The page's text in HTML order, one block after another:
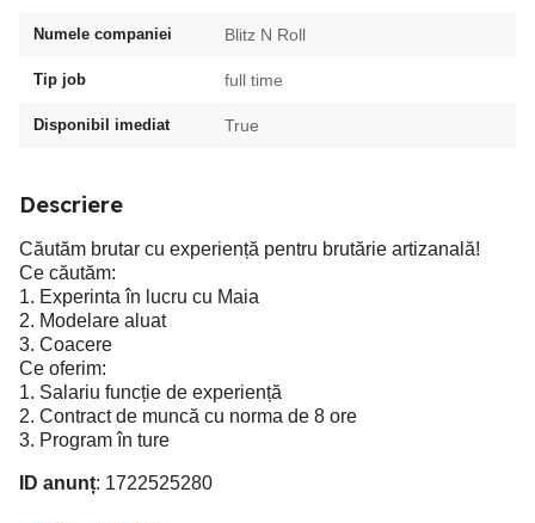
Numele companiei Blitz N Roll
Tip job full time
Disponibil imediat True
Descriere
Căutăm brutar cu experiență pentru brutărie artizanală!
Ce căutăm:
1. Experinta în lucru cu Maia
2. Modelare aluat
3. Coacere
Ce oferim:
1. Salariu funcție de experiență
2. Contract de muncă cu norma de 8 ore
3. Program în ture
ID anunț: 1722525280